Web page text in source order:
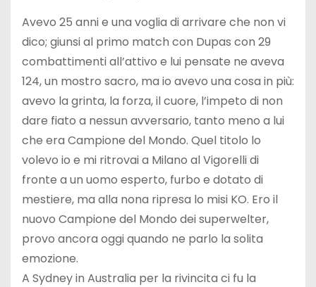
Avevo 25 anni e una voglia di arrivare che non vi
dico; giunsi al primo match con Dupas con 29
combattimenti all’attivo e lui pensate ne aveva
124, un mostro sacro, ma io avevo una cosa in più:
avevo la grinta, la forza, il cuore, l’impeto di non
dare fiato a nessun avversario, tanto meno a lui
che era Campione del Mondo. Quel titolo lo
volevo io e mi ritrovai a Milano al Vigorelli di
fronte a un uomo esperto, furbo e dotato di
mestiere, ma alla nona ripresa lo misi KO. Ero il
nuovo Campione del Mondo dei superwelter,
provo ancora oggi quando ne parlo la solita
emozione.
A Sydney in Australia per la rivincita ci fu la